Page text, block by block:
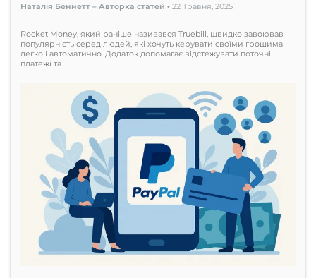
Наталія Беннетт – Авторка статей•22 Травня, 2025
Rocket Money, який раніше називався Truebill, швидко завоював
популярність серед людей, які хочуть керувати своїми грошима
легко і автоматично. Додаток допомагає відстежувати поточні
платежі та…